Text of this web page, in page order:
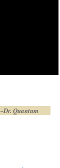
~Dr. Quantum